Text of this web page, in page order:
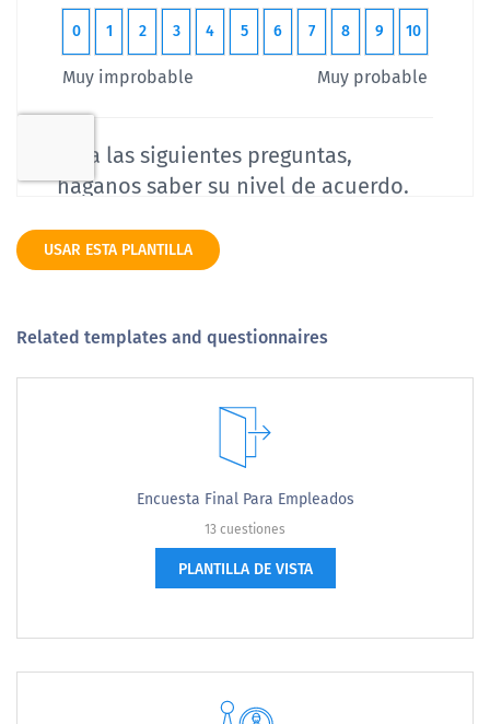
USAR ESTA PLANTILLA
Related templates and questionnaires
Encuesta Final Para Empleados
13 cuestiones
PLANTILLA DE VISTA